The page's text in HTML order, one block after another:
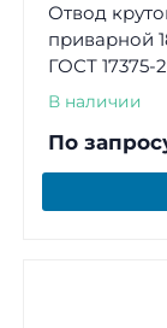
Отвод
приварной
ГОСТ 17375-
В наличии
По